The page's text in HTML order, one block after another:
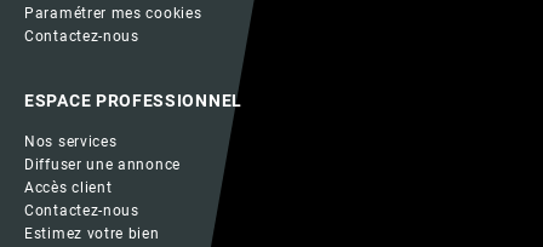
Paramétrer mes cookies
Contactez-nous
ESPACE PROFESSIONNEL
Nos services
Diffuser une annonce
Accès client
Contactez-nous
Estimez votre bien